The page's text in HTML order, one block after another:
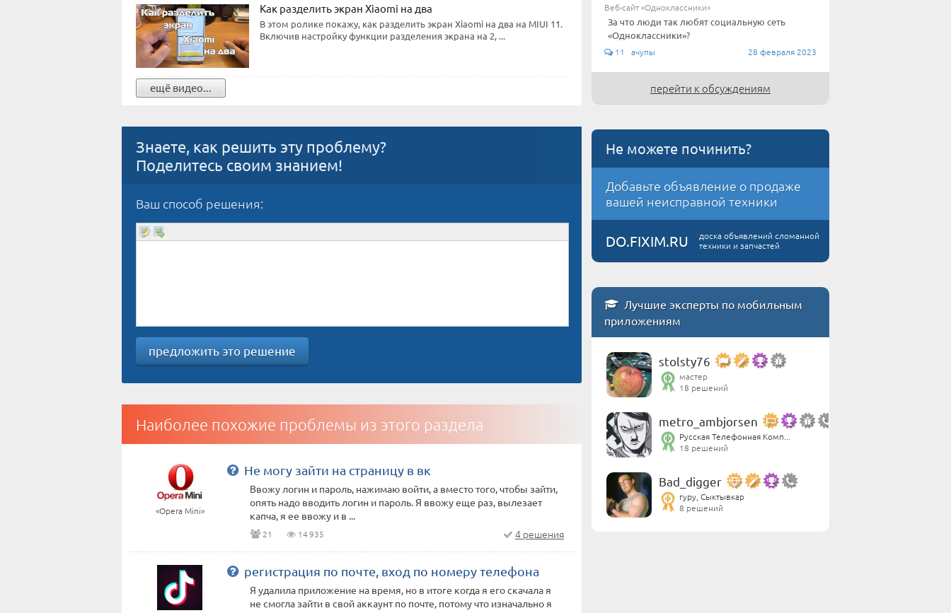
Как разделить экран Xiaomi на два
В этом ролике покажу, как разделить экран Xiaomi на два на MIUI 11.
Включив настройку функции разделения экрана на 2, ...
ещё видео...
Знаете, как решить эту проблему?
Поделитесь своим знанием!
Ваш способ решения:
предложить это решение
Наиболее похожие проблемы из этого раздела
«Opera Mini»
Не могу зайти на страницу в вк
Ввожу логин и пароль, нажимаю войти, а вместо того, чтобы зайти,
опять надо вводить логин и пароль. Я ввожу еще раз, вылезает
капча, я ее ввожу и в ...
21 14 935 4 решения
регистрация по почте, вход по номеру телефона
Я удалила приложение на время, но в итоге когда я его скачала я
не смогла зайти в свой аккаунт по почте, потому что изначально я
Веб-сайт «Одноклассники»
За что люди так любят социальную сеть
«Одноклассники»?
11 ачупы 28 февраля 2023
перейти к обсуждениям
Не можете починить?
Добавьте объявление о продаже
вашей неисправной техники
DO.FIXIM.RU
доска объявлений сломанной
техники и запчастей
Лучшие эксперты по мобильным
приложениям
stolsty76
мастер
18 решений
metro_ambjorsen
Русская Телефонная Комп...
18 решений
Bad_digger
гуру, Сыктывкар
8 решений